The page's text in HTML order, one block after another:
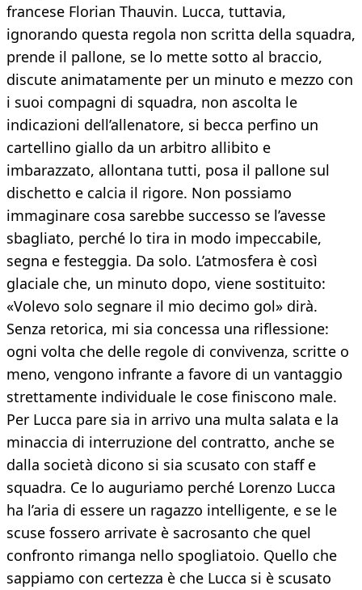
francese Florian Thauvin. Lucca, tuttavia,
ignorando questa regola non scritta della squadra,
prende il pallone, se lo mette sotto al braccio,
discute animatamente per un minuto e mezzo con
i suoi compagni di squadra, non ascolta le
indicazioni dell’allenatore, si becca perfino un
cartellino giallo da un arbitro allibito e
imbarazzato, allontana tutti, posa il pallone sul
dischetto e calcia il rigore. Non possiamo
immaginare cosa sarebbe successo se l’avesse
sbagliato, perché lo tira in modo impeccabile,
segna e festeggia. Da solo. L’atmosfera è così
glaciale che, un minuto dopo, viene sostituito:
«Volevo solo segnare il mio decimo gol» dirà.
Senza retorica, mi sia concessa una riflessione:
ogni volta che delle regole di convivenza, scritte o
meno, vengono infrante a favore di un vantaggio
strettamente individuale le cose finiscono male.
Per Lucca pare sia in arrivo una multa salata e la
minaccia di interruzione del contratto, anche se
dalla società dicono si sia scusato con staff e
squadra. Ce lo auguriamo perché Lorenzo Lucca
ha l’aria di essere un ragazzo intelligente, e se le
scuse fossero arrivate è sacrosanto che quel
confronto rimanga nello spogliatoio. Quello che
sappiamo con certezza è che Lucca si è scusato